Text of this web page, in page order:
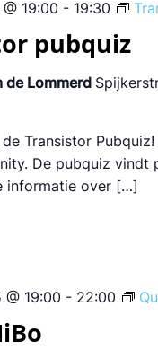
pubquiz
19:00 - 19:30
Lommerd
Transistor
De pubquiz vindt
informatie over […]
19:00 - 22:00